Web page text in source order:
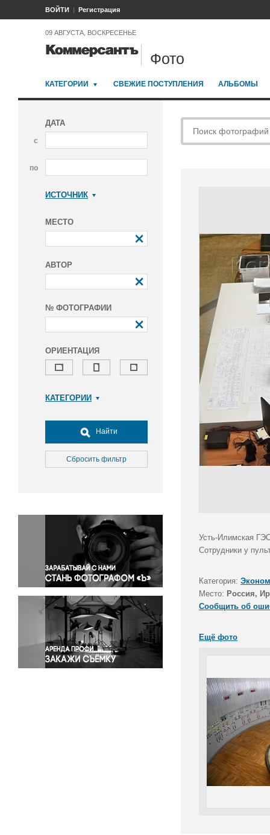
ВОЙТИ Регистрация
09 АВГУСТА, ВОСКРЕСЕНЬЕ
Фото
КАТЕГОРИИ СВЕЖИЕ ПОСТУПЛЕНИЯ АЛЬБОМЫ
ДАТА
с
по
ИСТОЧНИК
МЕСТО
АВТОР
№ ФОТОГРАФИИ
ОРИЕНТАЦИЯ
КАТЕГОРИИ
Досуг, туризм и отдых
Культура
Медицина
Окружающая среда
Политика
Правосудие
Происшествия и конфликты
Религия
Светская жизнь
Спорт
Экология
Экономика и бизнес
Найти
Сбросить фильтр
Усть-Илимская
Сотрудники у
Категория:
Место: Россия,
Сообщить об
Ещё фото